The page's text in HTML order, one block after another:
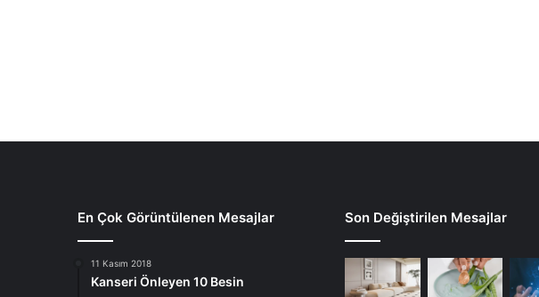
En Çok Görüntülenen Mesajlar
11 Kasım 2018
Kanseri Önleyen 10 Besin
Son Değiştirilen Mesajlar